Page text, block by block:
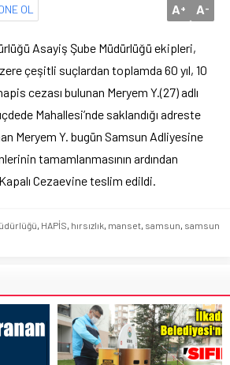
OL A+ A-
Asayiş Şube Müdürlüğü ekipleri,
çeşitli suçlardan toplamda 60 yıl, 10
cezası bulunan Meryem Y.(27) adlı
Mahallesi’nde saklandığı adreste
Meryem Y. bugün Samsun Adliyesine
tamamlanmasının ardından
Cezaevine teslim edildi.
HAPİS hırsızlık manset samsun samsun